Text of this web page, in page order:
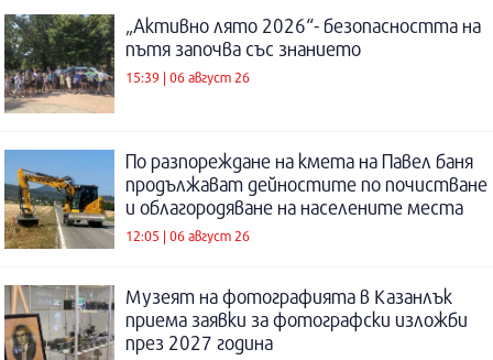
„Активно лято 2026“- безопасността на
пътя започва със знанието
15:39 | 06 август 26
По разпореждане на кмета на Павел баня
продължават дейностите по почистване
и облагородяване на населените места
12:05 | 06 август 26
Музеят на фотографията в Казанлък
приема заявки за фотографски изложби
през 2027 година